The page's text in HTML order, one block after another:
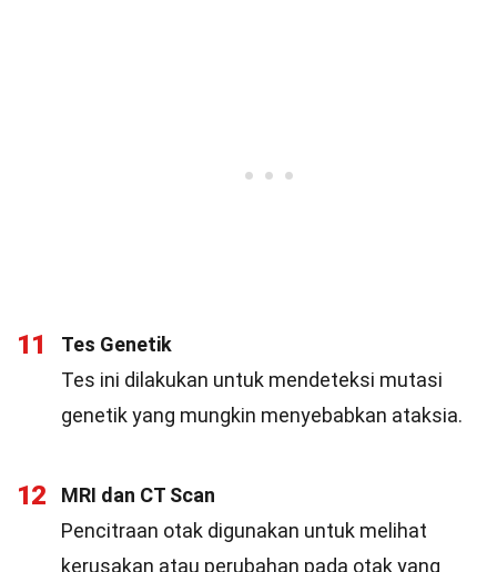
11
Tes Genetik
Tes ini dilakukan untuk mendeteksi mutasi
genetik yang mungkin menyebabkan ataksia.
12
MRI dan CT Scan
Pencitraan otak digunakan untuk melihat
kerusakan atau perubahan pada otak yang